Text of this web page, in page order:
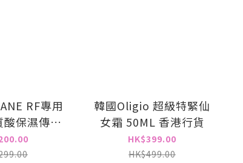
RF專用
保濕傳導
(Oligihome
)
韓國Oligio 超級特緊仙
女霜 50ML 香港行貨
HK$399.00
HK$499.00